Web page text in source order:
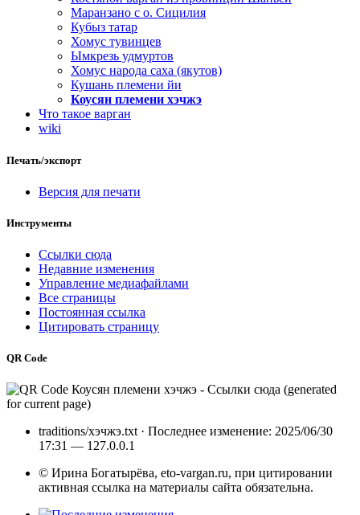
Маранзано с о. Сицилия
Кубыз татар
Хомус тувинцев
Ымкрезь удмуртов
Хомус народа саха (якутов)
Кушань племени йи
Коусян племени хэчжэ
Что такое варган
wiki
Печать/экспорт
Версия для печати
Инструменты
Ссылки сюда
Недавние изменения
Управление медиафайлами
Все страницы
Постоянная ссылка
Цитировать страницу
QR Code
traditions/хэчжэ.txt· Последнее изменение: 2025/06/30
17:31 — 127.0.0.1
© Ирина Богатырёва, eto-vargan.ru, при цитировании
активная ссылка на материалы сайта обязательна.